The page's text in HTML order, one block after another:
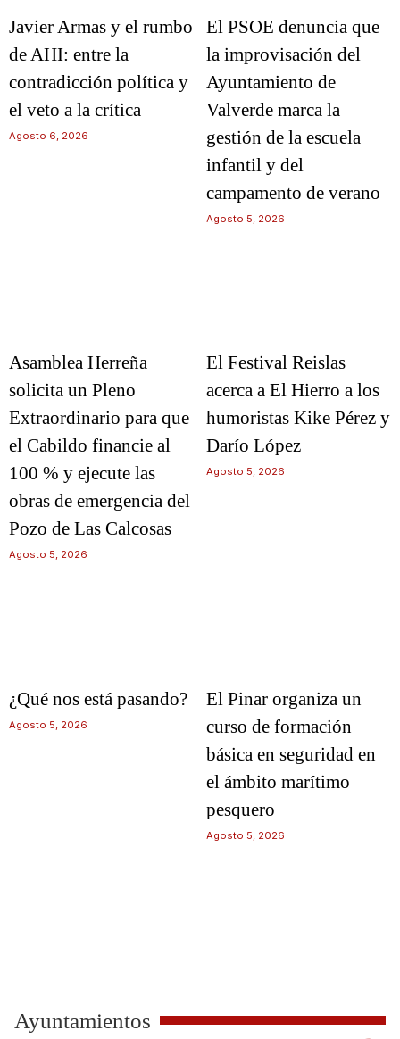
Javier Armas y el rumbo
de AHI: entre la
contradicción política y
el veto a la crítica
Agosto 6, 2026
El PSOE denuncia que
la improvisación del
Ayuntamiento de
Valverde marca la
gestión de la escuela
infantil y del
campamento de verano
Agosto 5, 2026
Asamblea Herreña
solicita un Pleno
Extraordinario para que
el Cabildo financie al
100 % y ejecute las
obras de emergencia del
Pozo de Las Calcosas
Agosto 5, 2026
El Festival Reislas
acerca a El Hierro a los
humoristas Kike Pérez y
Darío López
Agosto 5, 2026
¿Qué nos está pasando?
Agosto 5, 2026
El Pinar organiza un
curso de formación
básica en seguridad en
el ámbito marítimo
pesquero
Agosto 5, 2026
Ayuntamientos